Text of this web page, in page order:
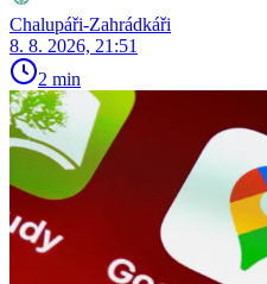
Chalupáři-Zahrádkáři
8. 8. 2026, 21:51
2 min